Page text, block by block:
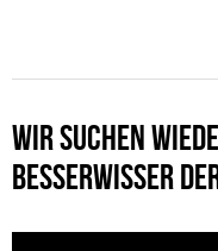
WIR SUCHEN
BESSERWISSER